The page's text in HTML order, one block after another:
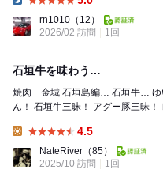
rn1010 （12）
2026/02 訪問
1回
石垣牛を味わう…
焼肉 金城 石垣島編… 石垣牛… ゆいまーる牧場直営… 生産者のお姉さ
4.5
NateRiver （85）
2025/10 訪問
1回